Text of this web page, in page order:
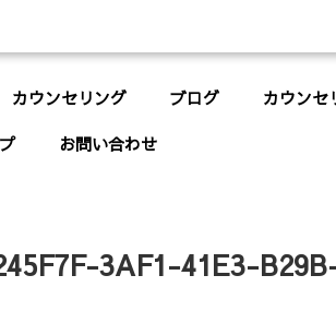
カウンセリング ブログ カウンセ
お問い合わせ
3AF1-41E3-